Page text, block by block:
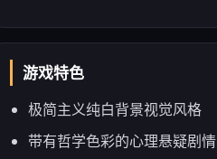
游戏特色
极简主义纯白背景视觉风格
带有哲学色彩的心理悬疑剧情